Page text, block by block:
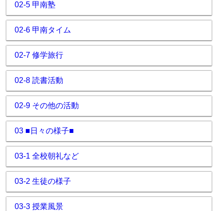
02-5 甲南塾
02-6 甲南タイム
02-7 修学旅行
02-8 読書活動
02-9 その他の活動
03 ■日々の様子■
03-1 全校朝礼など
03-2 生徒の様子
03-3 授業風景